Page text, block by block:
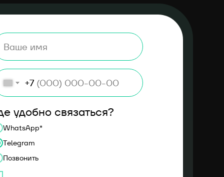
+7
удобно связаться?
WhatsApp*
Telegram
Позвонить